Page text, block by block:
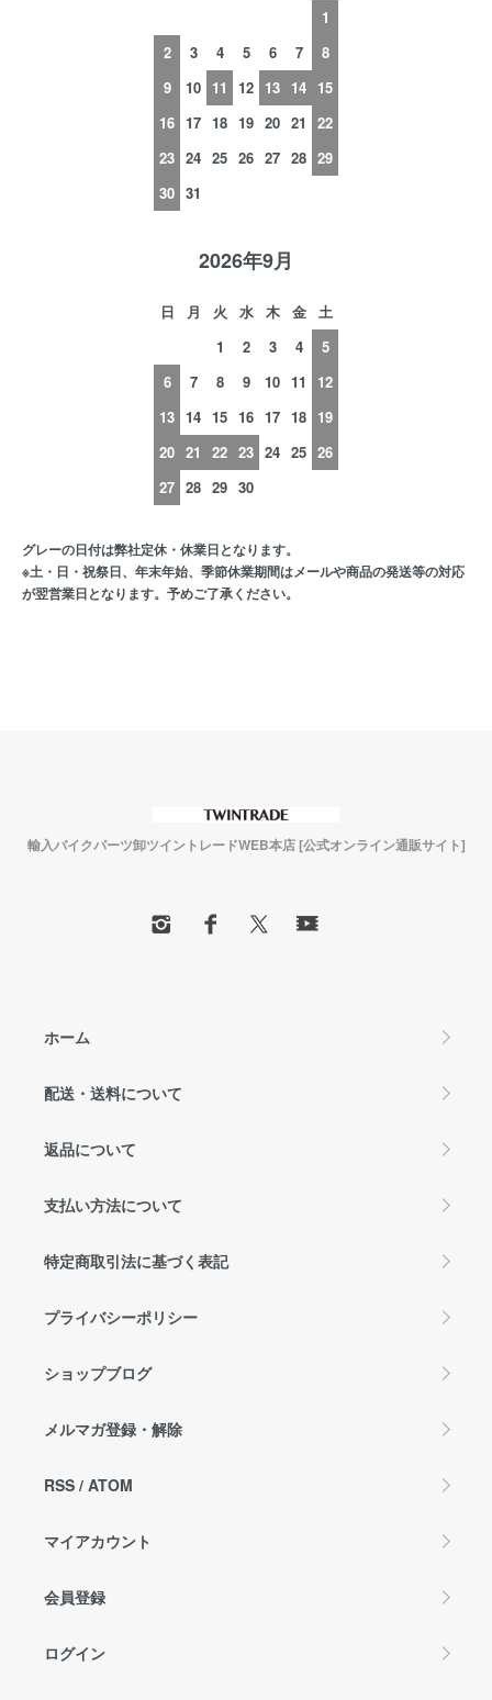
1
2
3 4 5 6 7
8
9
10 11 12 13 14 15
16 17 18 19 20 21
22
23 24 25 26 27 28 29
30 31
2026年9月
日 月 火 水 木 金
土
1
2 3 4
5
6
7 8 9 10 11
12
13 14 15 16 17 18 19
20 21 22 23 24 25 26
27 28 29 30
グレーの日付は弊社定休・休業日となります。
※土・日・祝祭日、年末年始、季節休業期間はメールや商品の発送等の対応
が翌営業日となります。予めご了承ください。
輸入バイクパーツ卸ツイントレードWEB本店 [公式オンライン通販サイト]
ホーム
配送・送料について
返品について
支払い方法について
特定商取引法に基づく表記
プライバシーポリシー
ショップブログ
メルマガ登録・解除
RSS / ATOM
マイアカウント
会員登録
ログイン